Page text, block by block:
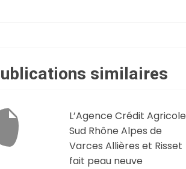
similaires
L’Agence Crédit Agricole
Sud Rhône Alpes de
Varces Allières et Risset
fait peau neuve